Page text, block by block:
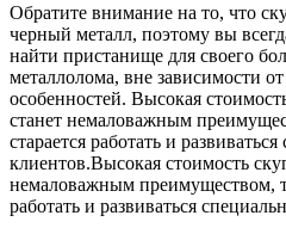
Обратите внимание на то, что
черный металл, поэтому вы
найти пристанище для своего
металлолома, вне зависимости
особенностей. Высокая
станет немаловажным
старается работать и
клиентов.Высокая стоимость
немаловажным преимуществом,
работать и развиваться